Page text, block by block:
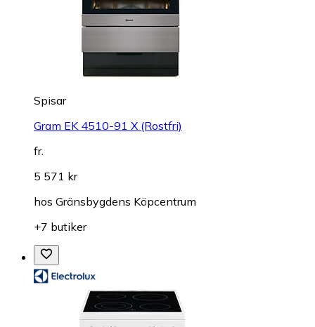
Spisar
Gram EK 4510-91 X (Rostfri)
fr.
5 571 kr
hos Gränsbygdens Köpcentrum
+7 butiker